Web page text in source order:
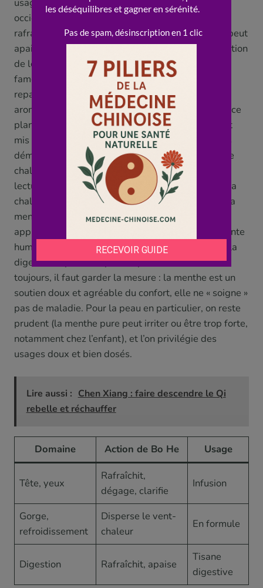
occidentales. Sur la digestion, elle a un effet «
rafraîchissant » et légèrement « débloquant » qui peut
apaiser certains inconforts : ballonnements, sensation
de lourdeur, nausées légères. C’est l’usage de la
fameuse « tisane de menthe » digestive après un
repas, partagé par bien des cultures. Son côté
aromatique « fait circuler » et « dégage » aussi sur ce
plan. Sur la peau, son effet « frais » et apaisant est
mis à profit dans certaines préparations contre les
démangeaisons, les irritations et les éruptions « de
chaleur », souvent en usage externe. Là encore, la
lecture MTC (une plante « fraîche » qui « disperse la
chaleur de surface ») rejoint l’usage populaire de la
menthe pour « rafraîchir » la peau irritée. Ces
applications montrent la polyvalence de cette plante
humble : remède de la tête et des yeux, alliée de la
digestion, apaisante pour la peau. Mais comme
toujours, il faut garder la mesure : la menthe est un
soutien doux et agréable du confort, elle ne « soigne »
pas de maladie. Pour la peau en particulier, on reste
prudent (la menthe pure peut irriter ou être trop forte,
notamment chez l’enfant), et l’on privilégie des
usages doux et bien dosés.
Lire aussi : Chen Xiang : faire descendre le Qi
rebelle et réchauffer
Domaine Action de Bo He Usage
Tête, yeux
Rafraîchit,
dégage, clarifie
Infusion
Gorge,
refroidissement
Disperse le vent-
chaleur
En formule
Digestion Rafraîchit, apaise
Tisane
digestive